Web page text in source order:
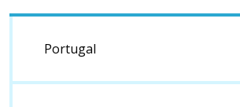
Portugal